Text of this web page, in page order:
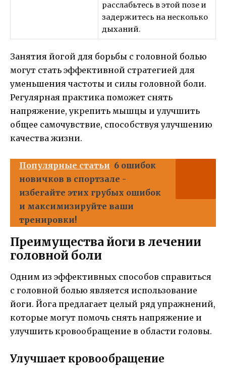
расслабьтесь в этой позе и
задержитесь на несколько
дыханий.
Занятия йогой для борьбы с головной болью
могут стать эффективной стратегией для
уменьшения частоты и силы головной боли.
Регулярная практика поможет снять
напряжение, укрепить мышцы и улучшить
общее самочувствие, способствуя улучшению
качества жизни.
Популярные статьи 6 ошибок
новичков в спортзале -
избегайте этих грубых ошибок
и максимизируйте ваши
тренировки!
Преимущества йоги в лечении
головной боли
Одним из эффективных способов справиться
с головной болью является использование
йоги. Йога предлагает целый ряд упражнений,
которые могут помочь снять напряжение и
улучшить кровообращение в области головы.
Улучшает кровообращение